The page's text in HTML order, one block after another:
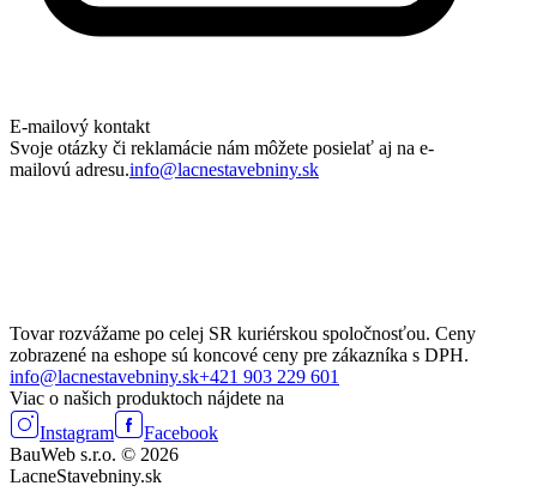
E-mailový kontakt
Svoje otázky či reklamácie nám môžete posielať aj na e-
mailovú adresu.info@lacnestavebniny.sk
Tovar rozvážame po celej SR kuriérskou spoločnosťou. Ceny
zobrazené na eshope sú koncové ceny pre zákazníka s DPH.
info@lacnestavebniny.sk+421 903 229 601
Viac o našich produktoch nájdete na
Instagram
Facebook
BauWeb s.r.o. © 2026
LacneStavebniny.sk